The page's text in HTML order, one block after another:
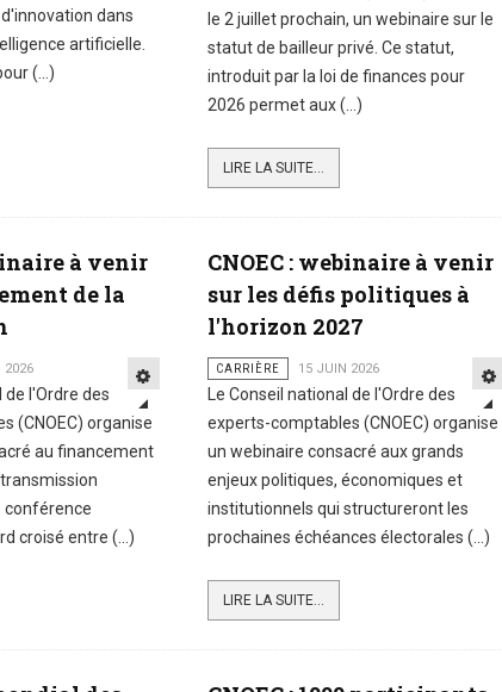
dans
artificielle.
(...)
le 2 juillet prochain, un webinaire sur le
statut de bailleur privé. Ce statut,
introduit par la loi de finances pour
2026 permet aux (...)
LIRE LA SUITE...
à venir
de la
2026
de l'Ordre des
(CNOEC) organise
au financement
conférence
croisé entre (...)
CNOEC : webinaire à venir
sur les défis politiques à
l'horizon 2027
CARRIÈRE 15 JUIN 2026
Le Conseil national de l'Ordre des
experts-comptables (CNOEC) organise
un webinaire consacré aux grands
enjeux politiques, économiques et
institutionnels qui structureront les
prochaines échéances électorales (...)
LIRE LA SUITE...